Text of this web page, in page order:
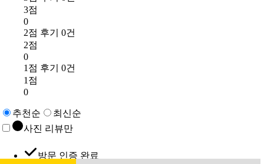
3점
0
2점 후기 0건
2점
0
1점 후기 0건
1점
0
추천순
최신순
사진 리뷰만
방문 인증 완료